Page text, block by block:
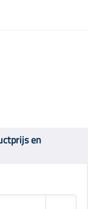
en